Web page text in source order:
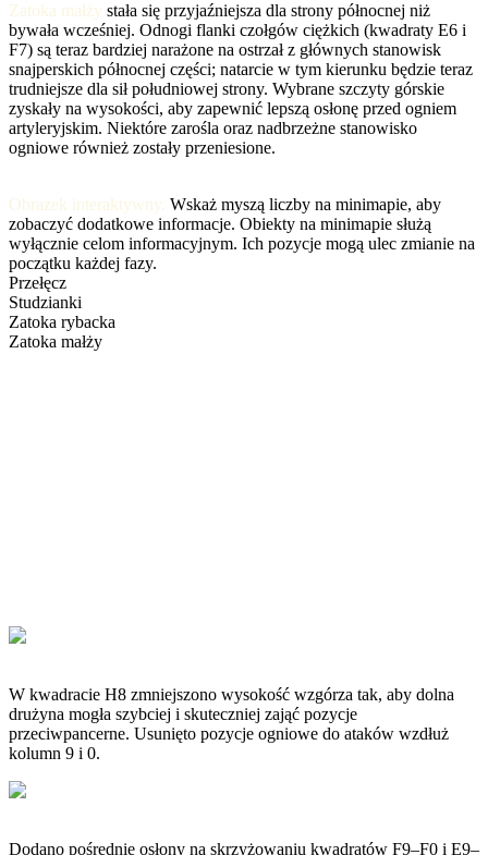
Zatoka małży stała się przyjaźniejsza dla strony północnej niż
bywała wcześniej. Odnogi flanki czołgów ciężkich (kwadraty E6 i
F7) są teraz bardziej narażone na ostrzał z głównych stanowisk
snajperskich północnej części; natarcie w tym kierunku będzie teraz
trudniejsze dla sił południowej strony. Wybrane szczyty górskie
zyskały na wysokości, aby zapewnić lepszą osłonę przed ogniem
artyleryjskim. Niektóre zarośla oraz nadbrzeżne stanowisko
ogniowe również zostały przeniesione.
Obrazek interaktywny. Wskaż myszą liczby na minimapie, aby
zobaczyć dodatkowe informacje. Obiekty na minimapie służą
wyłącznie celom informacyjnym. Ich pozycje mogą ulec zmianie na
początku każdej fazy.
Przełęcz
Studzianki
Zatoka rybacka
Zatoka małży
W kwadracie H8 zmniejszono wysokość wzgórza tak, aby dolna
drużyna mogła szybciej i skuteczniej zająć pozycje
przeciwpancerne. Usunięto pozycje ogniowe do ataków wzdłuż
kolumn 9 i 0.
Dodano pośrednie osłony na skrzyżowaniu kwadratów F9–F0 i E9–